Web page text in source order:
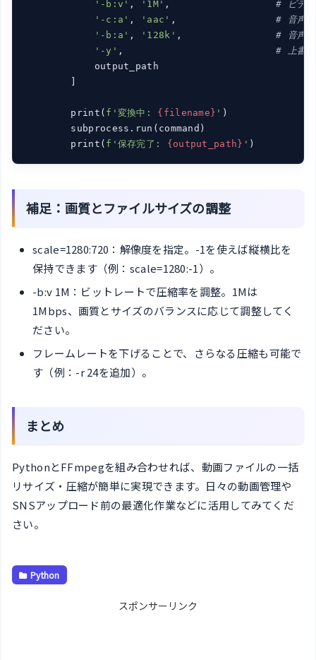
'-b:v' , '1M' , # ビデ
'-c:a' , 'aac' , # 音声コ
'-b:a' , '128k' , # 音声ビ
'-y' , # 上書き
            output_path
        ]
        print(
f'変換中: {filename} ' )
        subprocess.run(command)
        print(
f'保存完了: {output_path} ' )
補足：画質とファイルサイズの調整
scale=1280:720：解像度を指定。-1を使えば縦横比を
保持できます（例：scale=1280:-1）。
-b:v 1M：ビットレートで圧縮率を調整。1Mは
1Mbps、画質とサイズのバランスに応じて調整してく
ださい。
フレームレートを下げることで、さらなる圧縮も可能で
す（例：-r 24を追加）。
まとめ
PythonとFFmpegを組み合わせれば、動画ファイルの一括
リサイズ・圧縮が簡単に実現できます。日々の動画管理や
SNSアップロード前の最適化作業などに活用してみてくだ
さい。
Python
スポンサーリンク